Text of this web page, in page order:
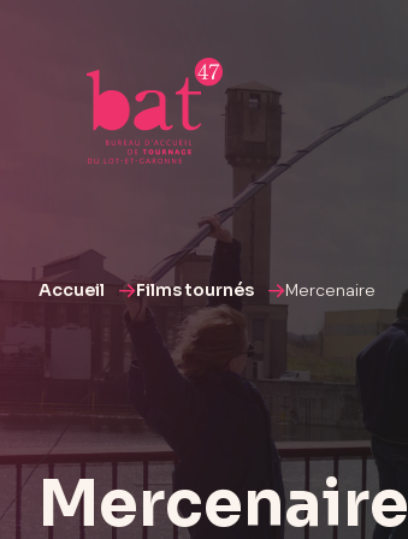
Accueil Films tournés Mercenaire
Mercenaire